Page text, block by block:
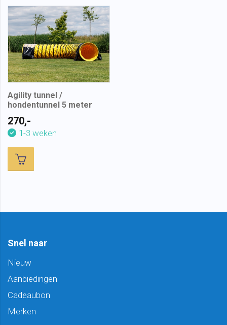
Agility tunnel /
hondentunnel 5 meter
270,-
1-3 weken
Snel naar
Nieuw
Aanbiedingen
Cadeaubon
Merken